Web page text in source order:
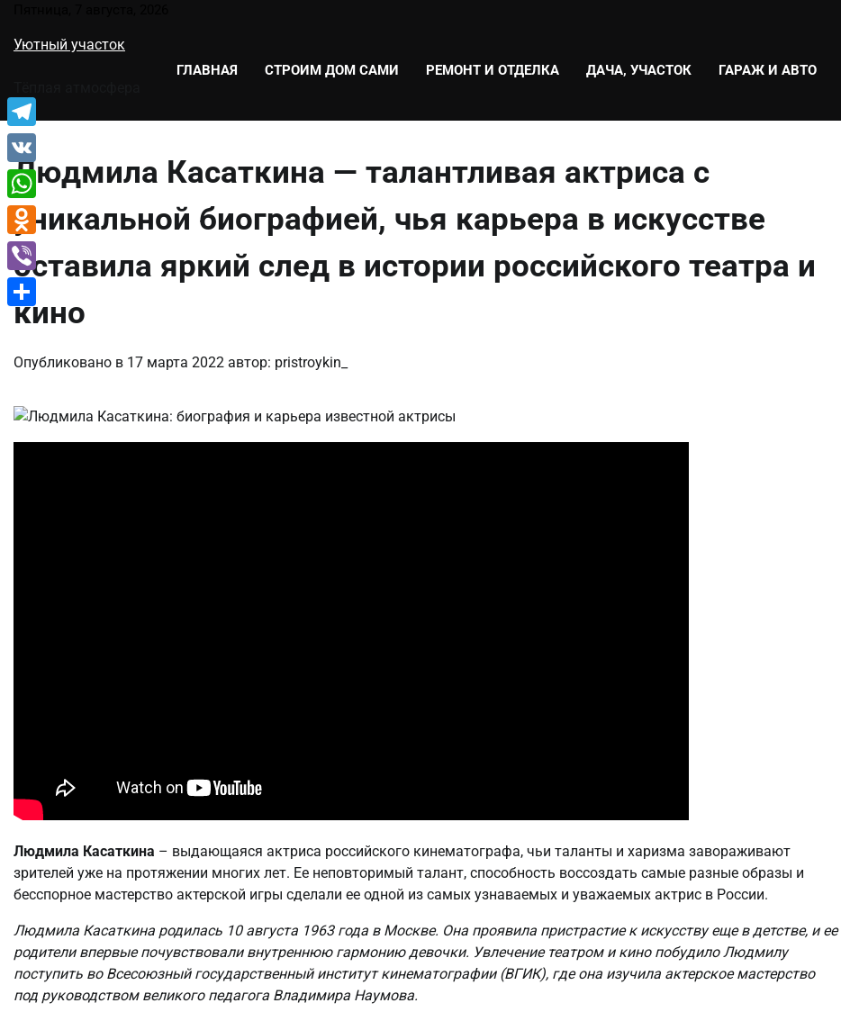
содержимому
Уютный участок
ГЛАВНАЯ СТРОИМ ДОМ САМИ РЕМОНТ И ОТДЕЛКА ДАЧА, УЧАСТОК ГАРАЖ И АВТО
Людмила Касаткина — талантливая актриса с
уникальной биографией, чья карьера в искусстве
оставила яркий след в истории российского театра и
кино
Опубликовано в 17 марта 2022 автор: pristroykin_
Людмила Касаткина – выдающаяся актриса российского кинематографа, чьи таланты и харизма завораживают
зрителей уже на протяжении многих лет. Ее неповторимый талант, способность воссоздать самые разные образы и
бесспорное мастерство актерской игры сделали ее одной из самых узнаваемых и уважаемых актрис в России.
Людмила Касаткина родилась 10 августа 1963 года в Москве. Она проявила пристрастие к искусству еще в детстве, и ее
родители впервые почувствовали внутреннюю гармонию девочки. Увлечение театром и кино побудило Людмилу
поступить во Всесоюзный государственный институт кинематографии (ВГИК), где она изучила актерское мастерство
под руководством великого педагога Владимира Наумова.
Telegram
VK
WhatsApp
Odnoklassniki
Viber
Отправить